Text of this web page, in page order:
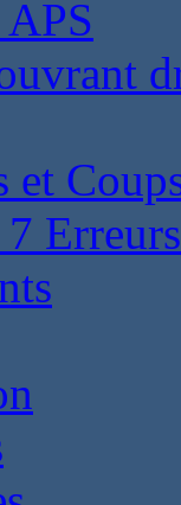
et
7 Erreurs